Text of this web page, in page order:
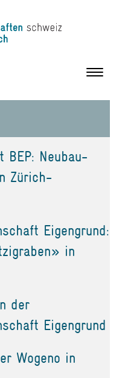
Toggle
BEP: Neubau-
Zürich-
Eigengrund:
in
der
Eigengrund
Wogeno in